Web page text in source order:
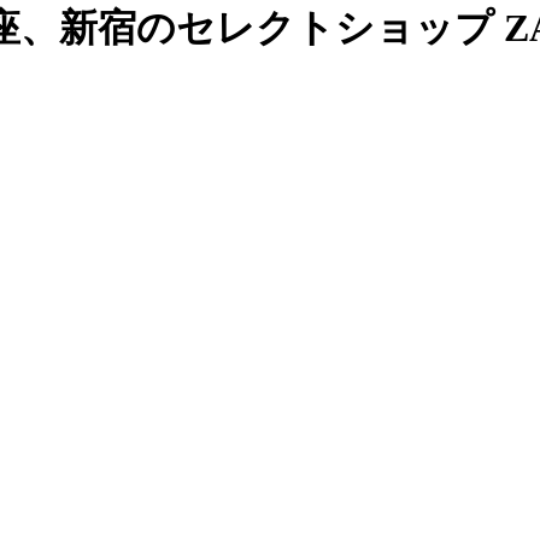
、新宿のセレクトショップ